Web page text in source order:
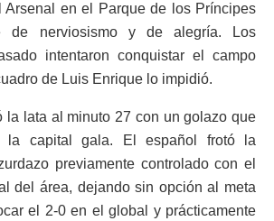
Arsenal en el Parque de los Príncipes
de nerviosismo y de alegría. Los
intentaron conquistar el campo
de Luis Enrique lo impidió.
la lata al minuto 27 con un golazo que
la capital gala. El español frotó la
previamente controlado con el
del área, dejando sin opción al meta
el 2-0 en el global y prácticamente